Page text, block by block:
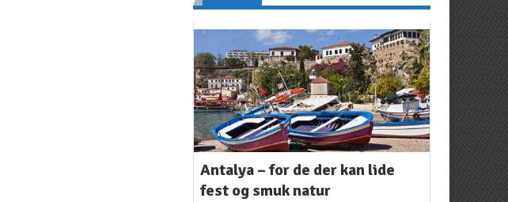
Antalya – for de der kan lide
fest og smuk natur